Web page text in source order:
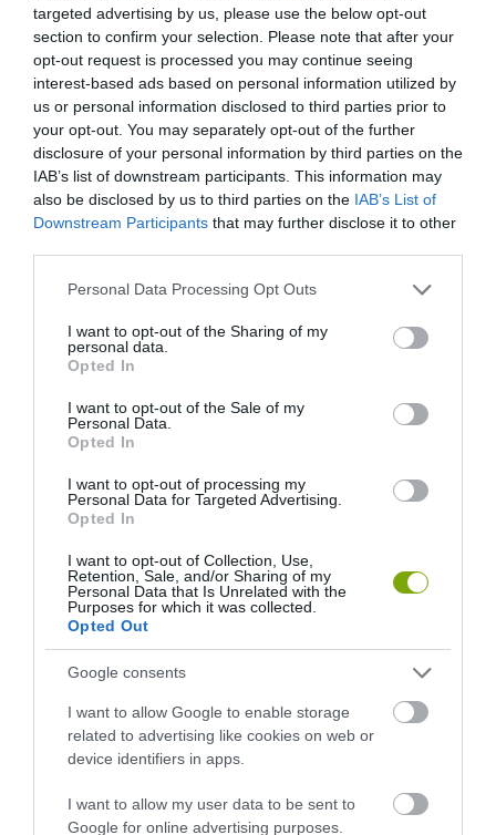
targeted advertising by us, please use the below opt-out
section to confirm your selection. Please note that after your
opt-out request is processed you may continue seeing
interest-based ads based on personal information utilized by
us or personal information disclosed to third parties prior to
your opt-out. You may separately opt-out of the further
disclosure of your personal information by third parties on the
IAB’s list of downstream participants. This information may
also be disclosed by us to third parties on the IAB’s List of
Downstream Participants that may further disclose it to other
Please note that this website/app uses one or more Google
not limited to your visit or usage behaviour. You may click to
grant or deny consent to Google and its third-party tags to
use your data for below specified purposes in below Google
consent section.
Personal Data Processing Opt Outs
I want to opt-out of the Sharing of my
personal data.
Opted In
I want to opt-out of the Sale of my
Personal Data.
Opted In
I want to opt-out of processing my
Personal Data for Targeted Advertising.
Opted In
I want to opt-out of Collection, Use,
Retention, Sale, and/or Sharing of my
Personal Data that Is Unrelated with the
Purposes for which it was collected.
Opted Out
Google consents
I want to allow Google to enable storage
related to advertising like cookies on web or
device identifiers in apps.
I want to allow my user data to be sent to
Google for online advertising purposes.
HASONLÓ ÉRDEKESSÉGEK
PANNONHALMI
ARBORÉTUMBA
2026-08-04
KÖRNYÉKÉN: TERMÉSZET,
2026-08-04
PANNONHALMI FŐAPÁTSÁG